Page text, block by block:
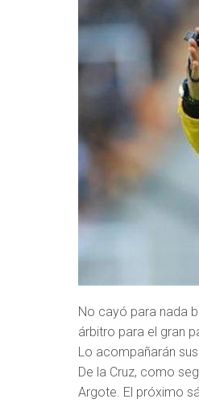
No cayó para nada
árbitro para el gran
Lo acompañarán
De la Cruz, como
Argote. El próximo